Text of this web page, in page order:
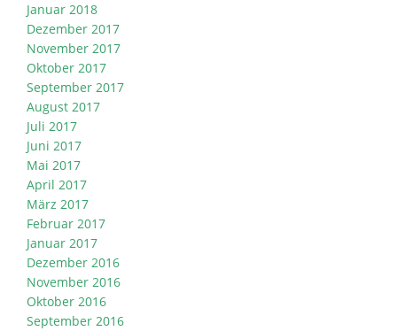
Januar 2018
Dezember 2017
November 2017
Oktober 2017
September 2017
August 2017
Juli 2017
Juni 2017
Mai 2017
April 2017
März 2017
Februar 2017
Januar 2017
Dezember 2016
November 2016
Oktober 2016
September 2016